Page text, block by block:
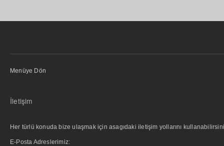
Menüye Dön
İletişim
Her türlü konuda bize ulaşmak için asagıdaki iletişim yollarını
E-Posta Adreslerimiz: